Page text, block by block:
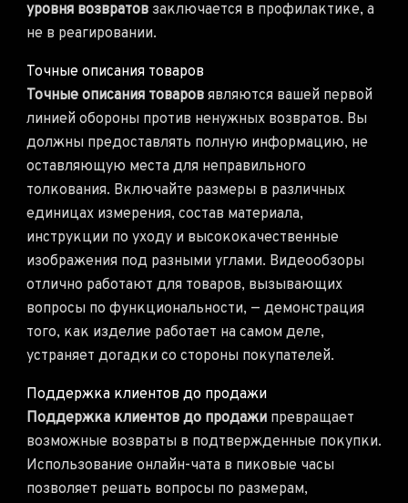
уровня возвратов заключается в профилактике, а
не в реагировании.
Точные описания товаров
Точные описания товаров являются вашей первой
линией обороны против ненужных возвратов. Вы
должны предоставлять полную информацию, не
оставляющую места для неправильного
толкования. Включайте размеры в различных
единицах измерения, состав материала,
инструкции по уходу и высококачественные
изображения под разными углами. Видеообзоры
отлично работают для товаров, вызывающих
вопросы по функциональности, — демонстрация
того, как изделие работает на самом деле,
устраняет догадки со стороны покупателей.
Поддержка клиентов до продажи
Поддержка клиентов до продажи превращает
возможные возвраты в подтвержденные покупки.
Использование онлайн-чата в пиковые часы
позволяет решать вопросы по размерам,